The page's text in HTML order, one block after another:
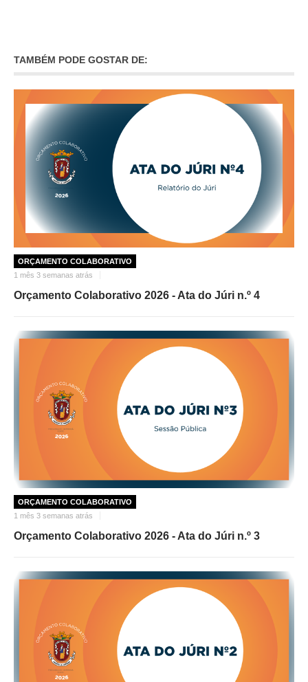
APOIO ÀS EMPRESAS
CONTACTO E HORÁRIO GIP
TAMBÉM PODE GOSTAR DE:
ORÇAMENTO COLABORATIVO
1 mês 3 semanas atrás
Orçamento Colaborativo 2026 - Ata do Júri n.º 4
ORÇAMENTO COLABORATIVO
1 mês 3 semanas atrás
Orçamento Colaborativo 2026 - Ata do Júri n.º 3